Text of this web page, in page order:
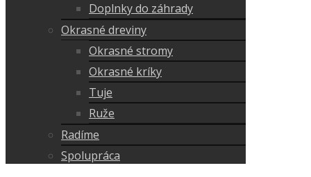
Doplnky do záhrady
Okrasné dreviny
Okrasné stromy
Okrasné kríky
Tuje
Ruže
Radíme
Spolupráca